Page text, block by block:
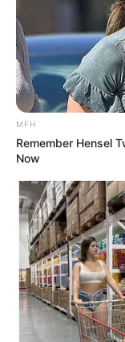
MFH
Remember Hensel
Now